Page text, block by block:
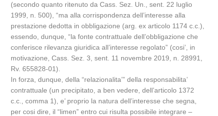
(secondo quanto ritenuto da Cass. Sez. Un., sent. 22 luglio
1999, n. 500), “ma alla corrispondenza dell’interesse alla
prestazione dedotta in obbligazione (arg. ex articolo 1174 c.c.),
essendo, dunque, “la fonte contrattuale dell’obbligazione che
conferisce rilevanza giuridica all’interesse regolato” (cosi’, in
motivazione, Cass. Sez. 3, sent. 11 novembre 2019, n. 28991,
Rv. 655828-01).
In forza, dunque, della “relazionalita’” della responsabilita’
contrattuale (un precipitato, a ben vedere, dell’articolo 1372
c.c., comma 1), e’ proprio la natura dell’interesse che segna,
per cosi dire, il “limen” entro cui risulta possibile integrare –